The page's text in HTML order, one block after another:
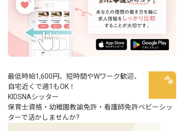
最低時給1,600円、短時間やWワーク歓迎、
自宅近くで週1もOK！
KIDSNAシッター
保育士資格・幼稚園教諭免許・看護師免許ベビーシッ
ターで活かしませんか?